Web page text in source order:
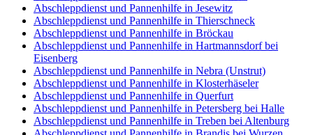
Abschleppdienst und Pannenhilfe in Jesewitz
Abschleppdienst und Pannenhilfe in Thierschneck
Abschleppdienst und Pannenhilfe in Bröckau
Abschleppdienst und Pannenhilfe in Hartmannsdorf bei
Eisenberg
Abschleppdienst und Pannenhilfe in Nebra (Unstrut)
Abschleppdienst und Pannenhilfe in Klosterhäseler
Abschleppdienst und Pannenhilfe in Querfurt
Abschleppdienst und Pannenhilfe in Petersberg bei Halle
Abschleppdienst und Pannenhilfe in Treben bei Altenburg